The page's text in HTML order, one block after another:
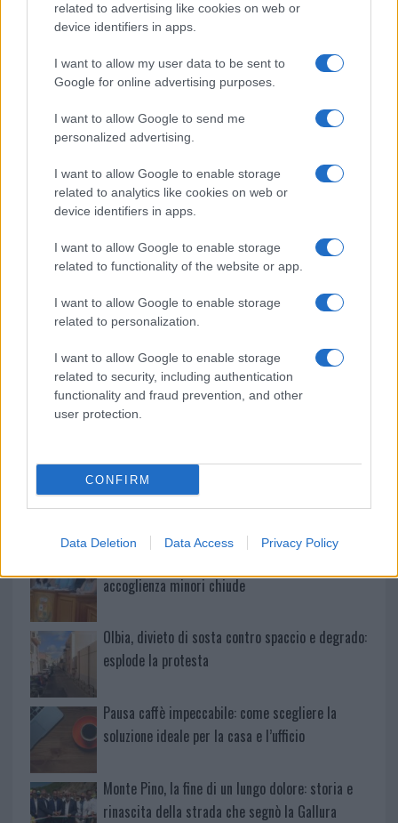
related to advertising like cookies on web or
device identifiers in apps.
I want to allow my user data to be sent to
Google for online advertising purposes.
I want to allow Google to send me
personalized advertising.
I want to allow Google to enable storage
related to analytics like cookies on web or
device identifiers in apps.
I want to allow Google to enable storage
related to functionality of the website or app.
I want to allow Google to enable storage
related to personalization.
I want to allow Google to enable storage
related to security, including authentication
functionality and fraud prevention, and other
user protection.
CONFIRM
Data Deletion Data Access Privacy Policy
daGoogle News
F
ce
o
k
T
it
r
Pi
te
st
W
h
at
A
p
p
S
a
Articolo precedente
NOTIZIE RECENTI
Le previsioni meteo per il weekend a Olbia e in
Michelle Hunziker in Gallura, bella anche dal
vivo: un amico vip svela come fa
accoglienza minori chiude
Olbia, divieto di sosta contro spaccio e degrado:
esplode la protesta
Pausa caffè impeccabile: come scegliere la
soluzione ideale per la casa e l’ufficio
Monte Pino, la fine di un lungo dolore: storia e
rinascita della strada che segnò la Gallura